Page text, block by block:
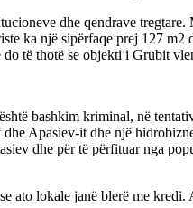
dhe qendrave
një sipërfaqe prej 127 m2
të thotë se objekti i Grubit
bashkim kriminal, në
Apasiev-it dhe një
dhe për të përfituar nga
lokale janë blerë me